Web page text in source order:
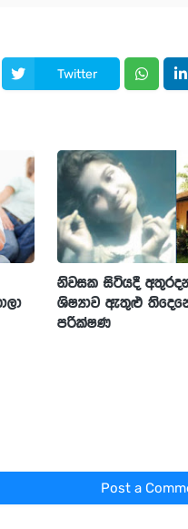
Twitter
නිවසක සිටියදී
ශිෂ්‍යාව ඇතුළු
පරික්ෂණ
Post a